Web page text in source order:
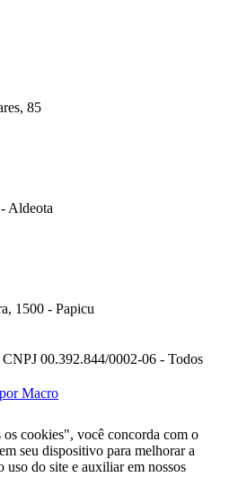
85
Aldeota
1500 - Papicu
00.392.844/0002-06 - Todos
por Macro
cookies", você concorda com o
seu dispositivo para melhorar a
uso do site e auxiliar em nossos